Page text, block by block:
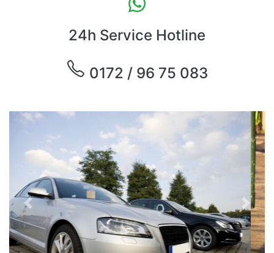
24h Service Hotline
0172 / 96 75 083
Previous Next